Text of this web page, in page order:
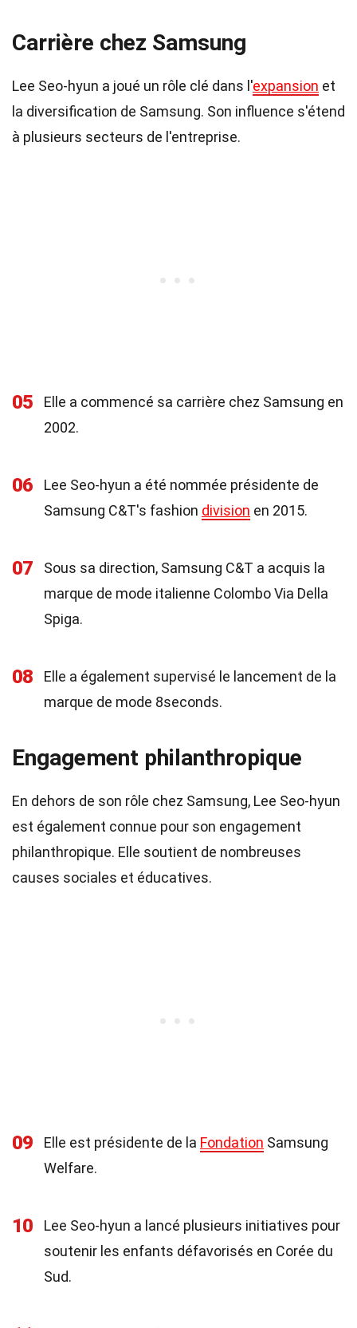
Carrière chez Samsung
Lee Seo-hyun a joué un rôle clé dans l'expansion et
la diversification de Samsung. Son influence s'étend
à plusieurs secteurs de l'entreprise.
05
Elle a commencé sa carrière chez Samsung en
2002.
06
Lee Seo-hyun a été nommée présidente de
Samsung C&T's fashion division en 2015.
07
Sous sa direction, Samsung C&T a acquis la
marque de mode italienne Colombo Via Della
Spiga.
08
Elle a également supervisé le lancement de la
marque de mode 8seconds.
Engagement philanthropique
En dehors de son rôle chez Samsung, Lee Seo-hyun
est également connue pour son engagement
philanthropique. Elle soutient de nombreuses
causes sociales et éducatives.
09 Elle est présidente de la Fondation Samsung
Welfare.
10
Lee Seo-hyun a lancé plusieurs initiatives pour
soutenir les enfants défavorisés en Corée du
Sud.